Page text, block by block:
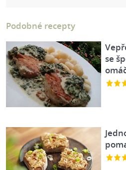
Podobné recepty
se